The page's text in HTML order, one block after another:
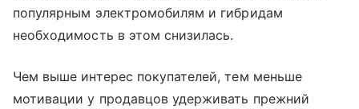
популярным электромобилям и гибридам
необходимость в этом снизилась.
Чем выше интерес покупателей, тем меньше
мотивации у продавцов удерживать прежний